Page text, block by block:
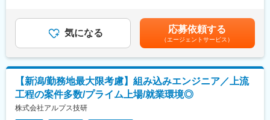
営部門など用意しています。
【長期就業のための手厚いサポート】年休120日以上/月残業18.9
時間/有給取得率74％/男性の育児・看護休暇も運用実績あり/子ど
も手当(18歳まで月1万円)/育児休暇取得率100％(※くるみんマーク
取得企業)/育児休暇からの復帰率92％
します。
■特徴：請負の設計事務所として、1968年にスタートした同社
は、技術者派遣／請負・受託開発を中核として事業を展開してい
ます。メーカーによる圧倒的な支持・安定経営・生涯雇用を誇り
としており、堅実さが一番の特徴と言えます。請負・受託開発の
際だけでなく、派遣時におけるプロジェクトもチーム単位で行う
ため、結束力の高さにからも退職者も少ない長期就業可能な環境
です。
円（28歳、役職なし、経験4年）、6,200,000円（33歳、マネージ
ャー補佐、経験8年）、7,000,000円（37歳、マネージャー、入社
12年）賃金はあくまでも目安の金額であり、選考を通じて上下す
る可能性があります。月給(月額)は固定手当を含めた表記です。
気になる 応募依頼する
（エージェントサービス）
【新潟/勤務地最大限考慮】組み込みエンジニア／上流
工程の案件多数/プライム上場/就業環境◎
株式会社アルプス技研